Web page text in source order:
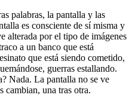
palabras, la pantalla y las
es consciente de sí misma y
alterada por el tipo de imágenes
a un banco que está
que está siendo cometido,
guerras estallando.
Nada. La pantalla no se ve
cambian, una tras otra.